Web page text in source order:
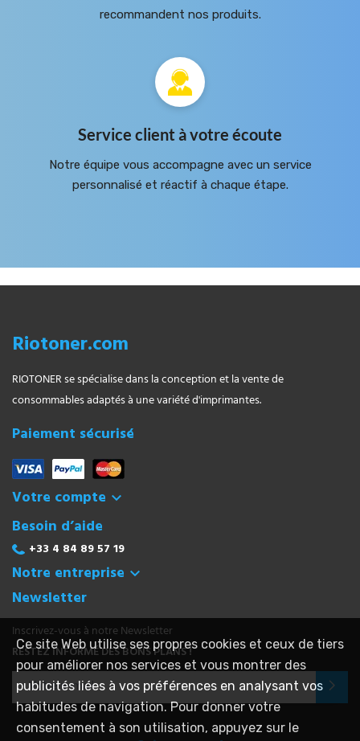
Ce site Web utilise ses propres cookies et ceux de tiers
pour améliorer nos services et vous montrer des
publicités liées à vos préférences en analysant vos
habitudes de navigation. Pour donner votre
consentement à son utilisation, appuyez sur le
recommandent nos produits.
Service client à votre écoute
Notre équipe vous accompagne avec un service
personnalisé et réactif à chaque étape.
Riotoner.com
RIOTONER se spécialise dans la conception et la vente de
consommables adaptés à une variété d'imprimantes.
Paiement sécurisé
Votre compte 
Besoin d’aide
+33 4 84 89 57 19
Notre entreprise 
Newsletter
Inscrivez-vous à notre Newsletter
RESTEZ INFORMÉ DES BONS PLANS !